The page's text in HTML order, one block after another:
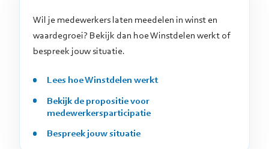
Wil je medewerkers laten meedelen in winst en
waardegroei? Bekijk dan hoe Winstdelen werkt of
bespreek jouw situatie.
Lees hoe Winstdelen werkt
Bekijk de propositie voor
medewerkersparticipatie
Bespreek jouw situatie